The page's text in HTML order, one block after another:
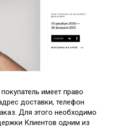
имеет право
доставки, телефон
Для этого необходимо
Клиентов одним из